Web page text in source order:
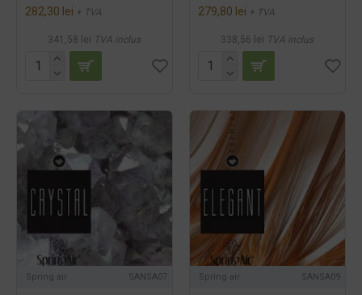
282,30 lei + TVA
341,58 lei TVA inclus
279,80 lei + TVA
338,56 lei TVA inclus
Spring air SANSA07 Spring air SANSA09